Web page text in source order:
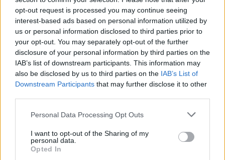
opt-out request is processed you may continue seeing
interest-based ads based on personal information utilized by
us or personal information disclosed to third parties prior to
your opt-out. You may separately opt-out of the further
disclosure of your personal information by third parties on the
IAB’s list of downstream participants. This information may
also be disclosed by us to third parties on the IAB’s List of
Downstream Participants that may further disclose it to other
Personal Data Processing Opt Outs
I want to opt-out of the Sharing of my
personal data.
Opted In
07.08.2026 / 16:00